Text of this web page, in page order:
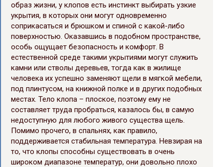
образ жизни, у клопов есть инстинкт выбирать узкие
укрытия, в которых они могут одновременно
соприкасаться и брюшком и спиной с какой-либо
поверхностью. Оказавшись в подобном пространстве,
особь ощущает безопасность и комфорт. В
естественной среде такими укрытиями могут служить
камни или стволы деревьев, тогда как в жилище
человека их успешно заменяют щели в мягкой мебели,
под плинтусом, на книжной полке и в других подобных
местах. Тело клопа – плоское, поэтому ему не
составляет труда пробраться, казалось бы, в самую
недоступную для любого живого существа щель.
Помимо прочего, в спальнях, как правило,
поддерживается стабильная температура. Невзирая на
то, что клопы способны существовать в очень
широком диапазоне температур, они довольно плохо